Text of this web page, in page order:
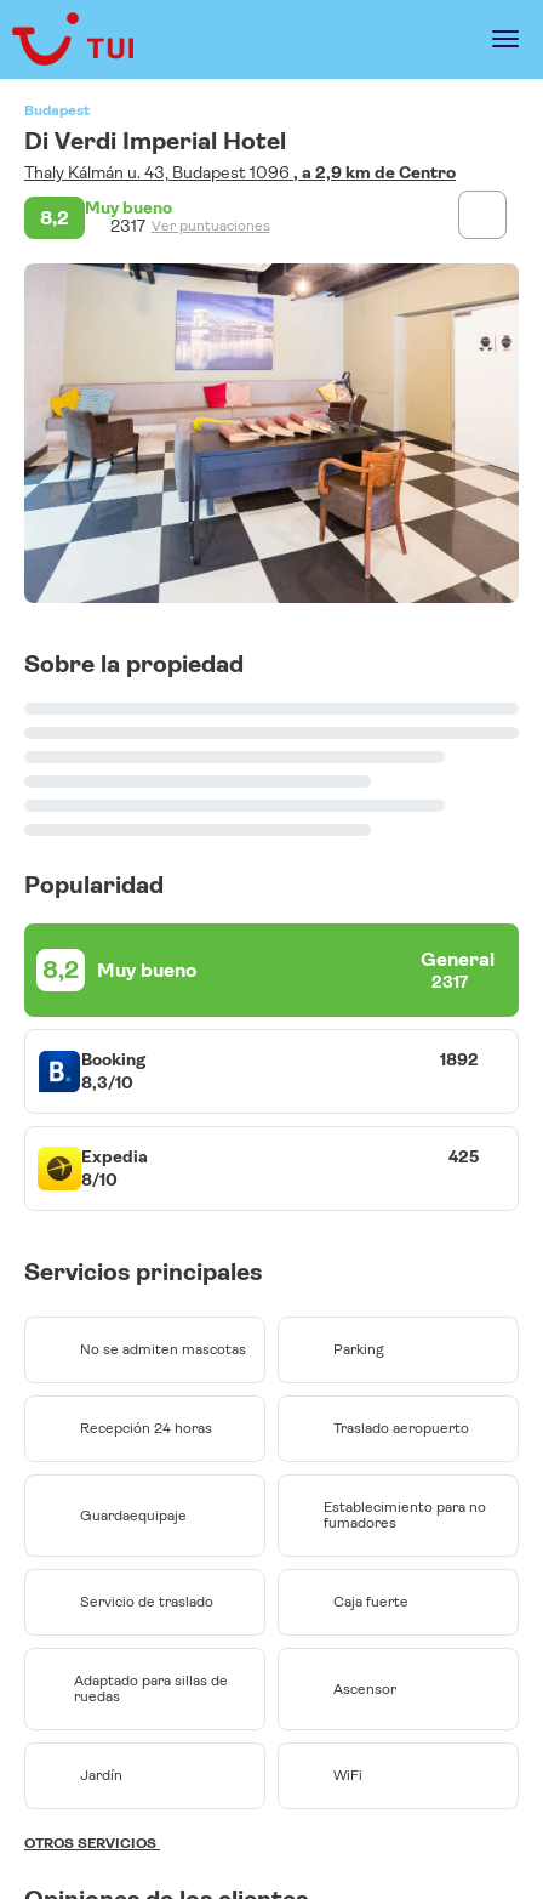
Budapest
Di Verdi Imperial Hotel
Thaly Kálmán u. 43, Budapest 1096 , a 2,9 km de Centro
8,2
Muy bueno
2317 Ver puntuaciones
Sobre la propiedad
Popularidad
8,2 Muy bueno General
2317
Booking
8,3/10
1892
Expedia
8/10
425
Servicios principales
No se admiten mascotas Parking
Recepción 24 horas Traslado aeropuerto
Guardaequipaje
Establecimiento para no
fumadores
Servicio de traslado Caja fuerte
Adaptado para sillas de
ruedas
Ascensor
Jardín WiFi
OTROS SERVICIOS